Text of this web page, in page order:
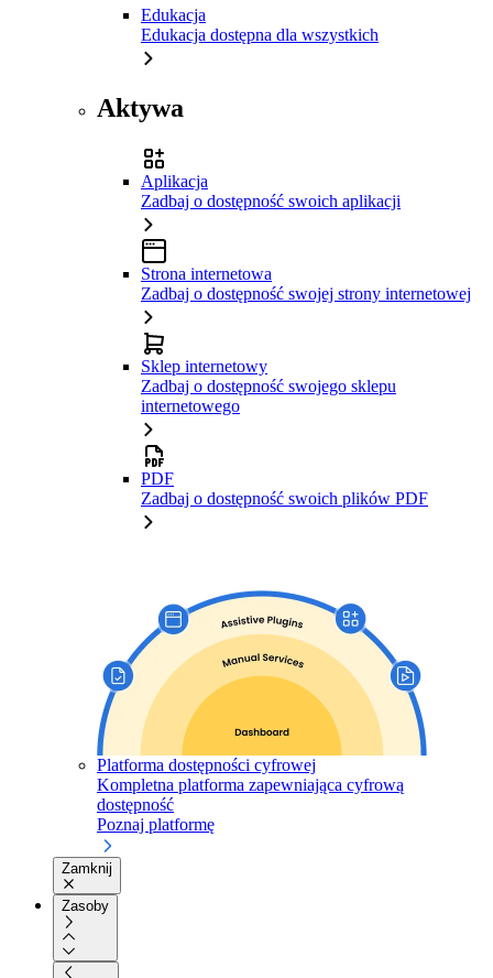
Edukacja
Edukacja dostępna dla wszystkich
Aktywa
Aplikacja
Zadbaj o dostępność swoich aplikacji
Strona internetowa
Zadbaj o dostępność swojej strony internetowej
Sklep internetowy
Zadbaj o dostępność swojego sklepu
internetowego
PDF
Zadbaj o dostępność swoich plików PDF
Platforma dostępności cyfrowej
Kompletna platforma zapewniająca cyfrową
dostępność
Poznaj platformę
Zamknij
Zasoby